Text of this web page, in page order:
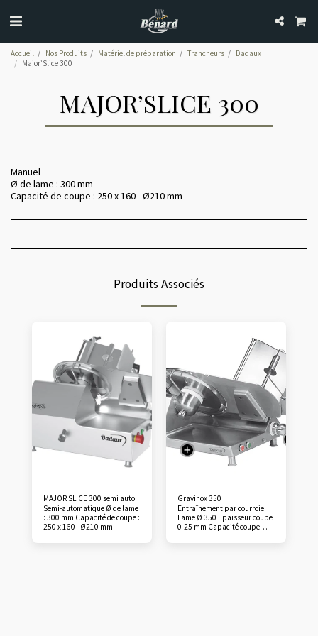
Accueil Nos Produits Matériel de préparation Trancheurs
Dadaux
Major’Slice 300
MAJOR’SLICE 300
Manuel
Ø de lame : 300 mm
Capacité de coupe : 250 x 160 - Ø210 mm
Produits Associés
MAJOR SLICE 300 semi auto
Semi-automatique Ø de lame
: 300 mm Capacité de coupe :
250 x 160 - Ø210 mm
Gravinox 350
Entraînement par courroie
Lame Ø 350 Epaisseur coupe
0-25 mm Capacité coupe
coupe carré 280x190 mm